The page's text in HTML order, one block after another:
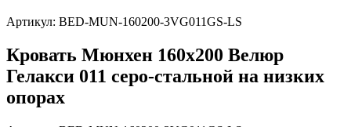
Артикул: BED-MUN-160200-3VG011GS-LS
Кровать Мюнхен 160х200 Велюр
Гелакси 011 серо-стальной на низких
опорах